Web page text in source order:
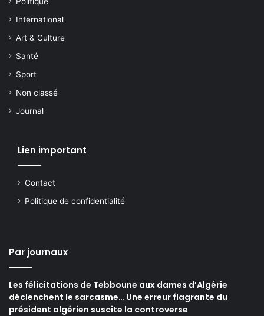
International
Art & Culture
Santé
Sport
Non classé
Journal
Lien important
Contact
Politique de confidentialité
Par journaux
Les félicitations de Tebboune aux dames d’Algérie
déclenchent le sarcasme… Une erreur flagrante du
président algérien suscite la controverse